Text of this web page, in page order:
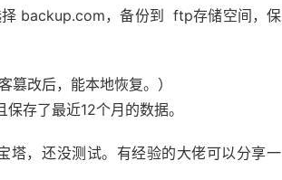
择 backup.com，备份到 ftp存储空间，保
改后，能本地恢复。）
存了最近12个月的数据。
塔，还没测试。有经验的大佬可以分享一